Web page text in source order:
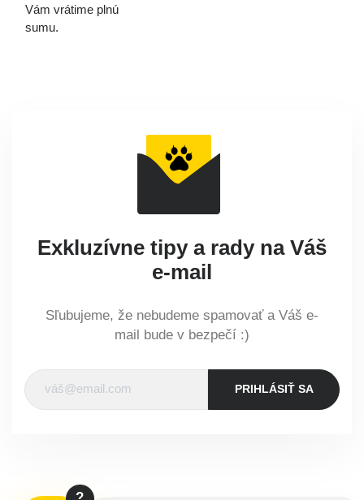
Vám vrátime plnú
sumu.
Exkluzívne tipy a rady na Váš
e-mail
Sľubujeme, že nebudeme spamovať a Váš e-
mail bude v bezpečí :)
PRIHLÁSIŤ SA